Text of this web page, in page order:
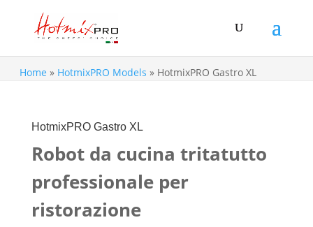
Home » HotmixPRO Models » HotmixPRO Gastro XL
HotmixPRO Gastro XL
Robot da cucina tritatutto
professionale per
ristorazione